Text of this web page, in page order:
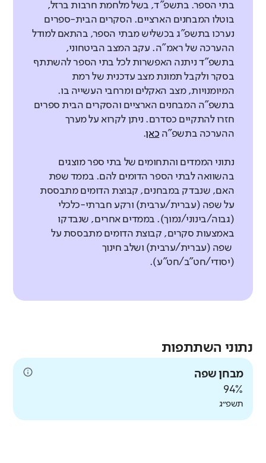
בתי הספר. בתשפ"ד, בשל מלחמת חרבות ברזל,
בוטלו המבחנים הארציים. הסקרים הבית-ספרים
נערכו בתשפ"ג בכשליש מבתי הספר, בהתאם למודל
ההערכה של ראמ"ה. עקב המצב הביטחוני,
בתשפ"ד ניתנה האפשרות לכל בתי הספר להשתתף
בסקר ולקבל תמונת מצב עדכנית של רמת
המיומנויות, מצב האקלים ומרחבי העשייה בו.
בתשפ"ה המבחנים הארציים והסקרים הבית ספרים
חזרו להתקיים כסדרם. ניתן לקרוא על מערך
ההערכה בתשפ"ה כאן.
נתוני הממדים והתחומים של בתי ספר מוצגים
בהשוואה לבתי הספר הדומים להם. בממד שפת
האם, שנבדק במבחנים, קבוצת הדומים מתבססת
על שפה (עברית/ערבית) ורקע חברתי-כלכלי
(גבוה/בינוני/נמוך). בממדים אחרים, שנבדקו
באמצעות סקרים, קבוצת הדומים מתבססת על
שפה (עברית/ערבית) ושלב חינוך
(יסודי/חט"ב/חט"ע).
נתוני השתתפות
מבחן שפה
94%
תשפ״ג